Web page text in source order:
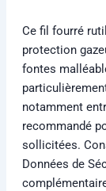
Ce fil fourré
protection
fontes
notamment
recommandé
sollicitées.
Données de